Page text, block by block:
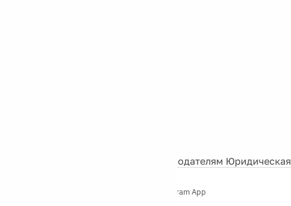
Рекламодателям
Telegram App